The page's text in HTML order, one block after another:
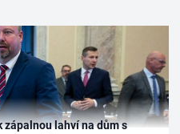
zápalnou lahví na dům s